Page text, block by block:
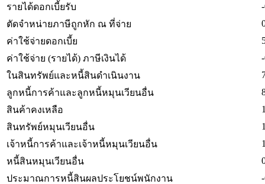
รายได้ดอกเบี้ยรับ
ตัดจำหน่ายภาษีถูกหัก ณ ที่จ่าย
ค่าใช้จ่ายดอกเบี้ย
ค่าใช้จ่าย (รายได้) ภาษีเงินได้
ในสินทรัพย์และหนี้สินดำเนินงาน
ลูกหนี้การค้าและลูกหนี้หมุนเวียนอื่น
สินค้าคงเหลือ
สินทรัพย์หมุนเวียนอื่น
เจ้าหนี้การค้าและเจ้าหนี้หมุนเวียนอื่น
หนี้สินหมุนเวียนอื่น
ประมาณการหนี้สินผลประโยชน์พนักงาน